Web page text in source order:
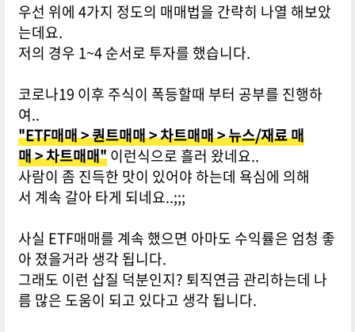
우선 위에 4가지 정도의 매매법을 간략히 나열 해보았
는데요.
저의 경우 1~4 순서로 투자를 했습니다.
코로나19 이후 주식이 폭등할때 부터 공부를 진행하
여..
"ETF매매 > 퀀트매매 > 차트매매 > 뉴스/재료 매
매 > 차트매매"이런식으로 흘러 왔네요..
사람이 좀 진득한 맛이 있어야 하는데 욕심에 의해
서 계속 갈아 타게 되네요..;;;
사실 ETF매매를 계속 했으면 아마도 수익률은 엄청 좋
아 졌을거라 생각 됩니다.
그래도 이런 삽질 덕분인지? 퇴직연금 관리하는데 나
름 많은 도움이 되고 있다고 생각 됩니다.